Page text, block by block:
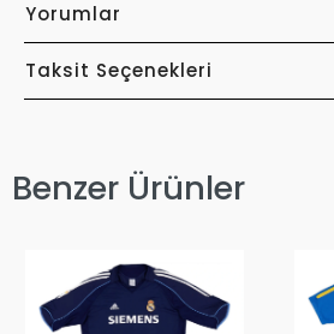
Yorumlar
Taksit Seçenekleri
Benzer Ürünler